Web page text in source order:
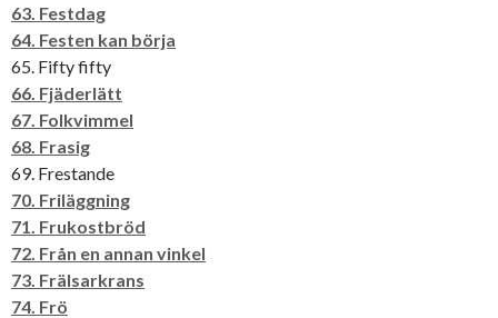
63. Festdag
64. Festen kan börja
65. Fifty fifty
66. Fjäderlätt
67. Folkvimmel
68. Frasig
69. Frestande
70. Friläggning
71. Frukostbröd
72. Från en annan vinkel
73. Frälsarkrans
74. Frö